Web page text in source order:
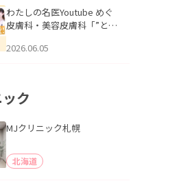
公開いたしました。
わたしの名医Youtube めぐ
皮膚科・美容皮膚科「”とお
ッズの肌悩みに本気で答え
2026.06.05
ク
MJクリニック札幌
北海道